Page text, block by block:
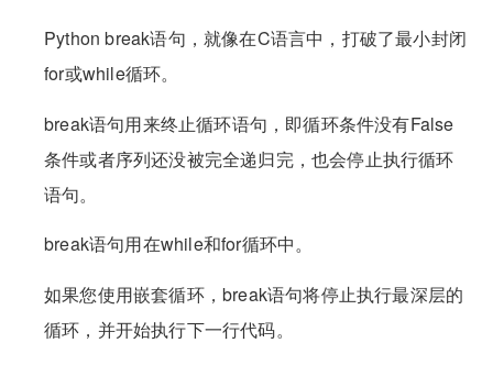
Python break语句，就像在C语言中，打破了最小封闭
for或while循环。
break语句用来终止循环语句，即循环条件没有False
条件或者序列还没被完全递归完，也会停止执行循环
语句。
break语句用在while和for循环中。
如果您使用嵌套循环，break语句将停止执行最深层的
循环，并开始执行下一行代码。